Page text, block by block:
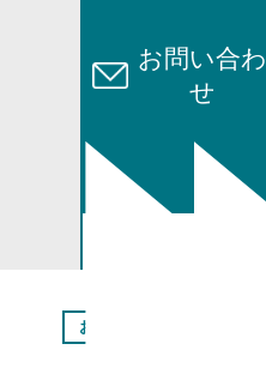
お問い合わ
せ
お問い合わせの前に